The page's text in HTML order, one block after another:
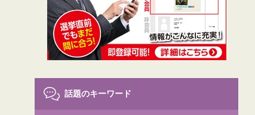
話題のキーワード